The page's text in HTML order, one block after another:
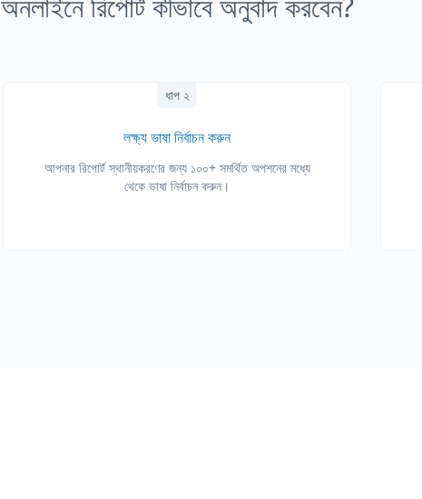
ধাপ ২
লক্ষ্য ভাষা নির্বাচন করুন
আপনার রিপোর্ট স্থানীয়করণের জন্য ১০০+ সমর্থিত অপশনের মধ্যে
থেকে ভাষা নির্বাচন করুন।